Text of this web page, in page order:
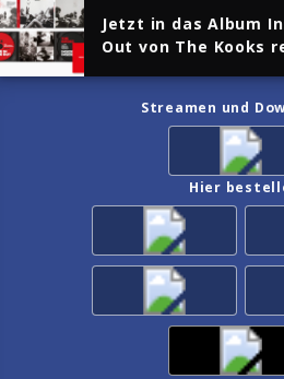
Jetzt in das Album
Out von The Kooks
Streamen und
Hier